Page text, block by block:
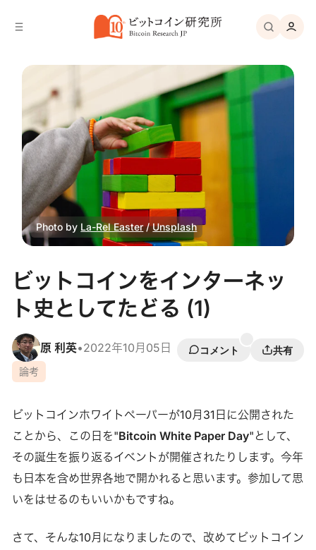
Photo by La-Rel Easter / Unsplash
ビットコインをインターネッ
ト史としてたどる (1)
原 利英•2022年10月05日 コメント
共有
論考
ビットコインホワイトペーパーが10月31日に公開された
ことから、この日を"Bitcoin White Paper Day"として、
その誕生を振り返るイベントが開催されたりします。今年
も日本を含め世界各地で開かれると思います。参加して思
いをはせるのもいいかもですね。
さて、そんな10月になりましたので、改めてビットコイン